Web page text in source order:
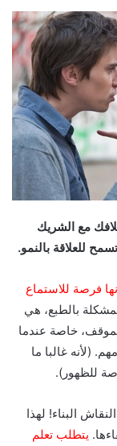
مع الشريك
للعلاقة بالنمو.
فرصة للاستماع
بالطبع، هي
خاصة عندما
(لأنه غالبا ما
للظهور).
البناء! لهذا
يتطلب تعلم